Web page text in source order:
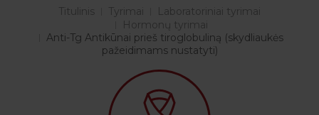
Titulinis Tyrimai
Laboratoriniai tyrimai
Hormonų tyrimai
Anti-Tg Antikūnai prieš tiroglobuliną (skydliaukės
pažeidimams nustatyti)